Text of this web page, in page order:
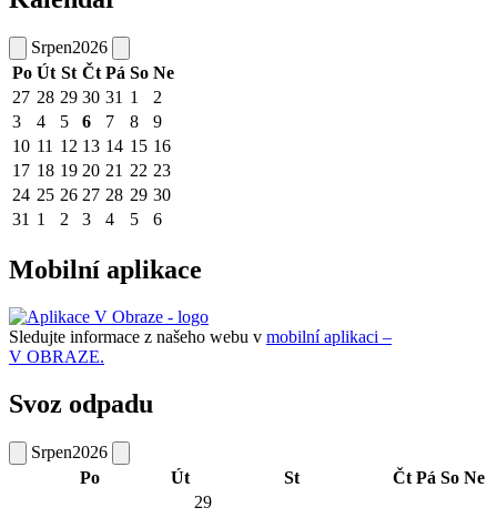
Srpen2026
Po Út St Čt Pá So Ne
27 28 29 30 31 1
2
3
4 5 6 7 8
9
10 11 12 13 14 15 16
17 18 19 20 21 22 23
24 25 26 27 28 29 30
31 1 2 3 4 5 6
Mobilní aplikace
Sledujte informace z našeho webu v mobilní aplikaci –
V OBRAZE.
Svoz odpadu
Srpen2026
Po
Út St Čt Pá So Ne
29